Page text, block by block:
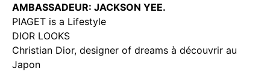
AMBASSADEUR: JACKSON YEE.
PIAGET is a Lifestyle
DIOR LOOKS
Christian Dior, designer of dreams à découvrir au
Japon